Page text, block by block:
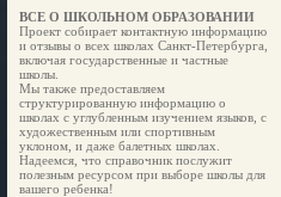
ВСЕ О ШКОЛЬНОМ ОБРАЗОВАНИИ
Проект собирает контактную информацию
и отзывы о всех школах Санкт-Петербурга,
включая государственные и частные
школы.
Мы также предоставляем
структурированную информацию о
школах с углубленным изучением языков, с
художественным или спортивным
уклоном, и даже балетных школах.
Надеемся, что справочник послужит
полезным ресурсом при выборе школы для
вашего ребенка!